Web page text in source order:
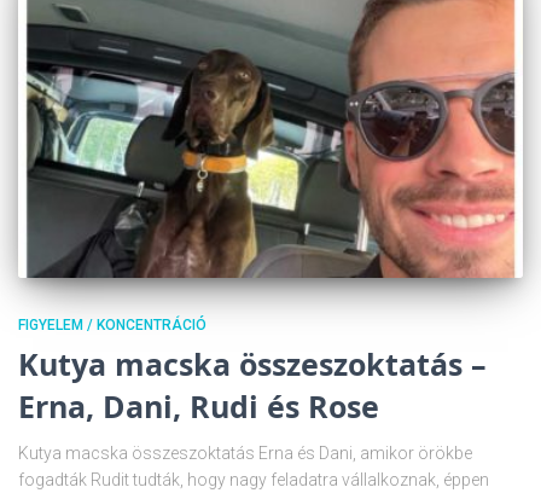
FIGYELEM / KONCENTRÁCIÓ
Kutya macska összeszoktatás –
Erna, Dani, Rudi és Rose
Kutya macska összeszoktatás Erna és Dani, amikor örökbe
fogadták Rudit tudták, hogy nagy feladatra vállalkoznak, éppen